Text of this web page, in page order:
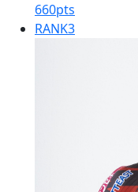
660pts
RANK3